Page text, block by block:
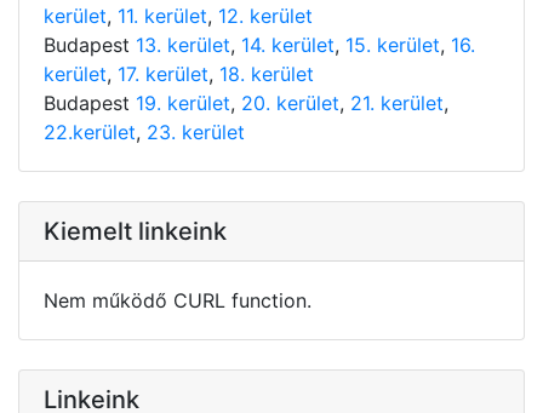
kerület, 11. kerület, 12. kerület
Budapest 13. kerület, 14. kerület, 15. kerület, 16.
kerület, 17. kerület, 18. kerület
Budapest 19. kerület, 20. kerület, 21. kerület,
22.kerület, 23. kerület
Kiemelt linkeink
Nem működő CURL function.
Linkeink